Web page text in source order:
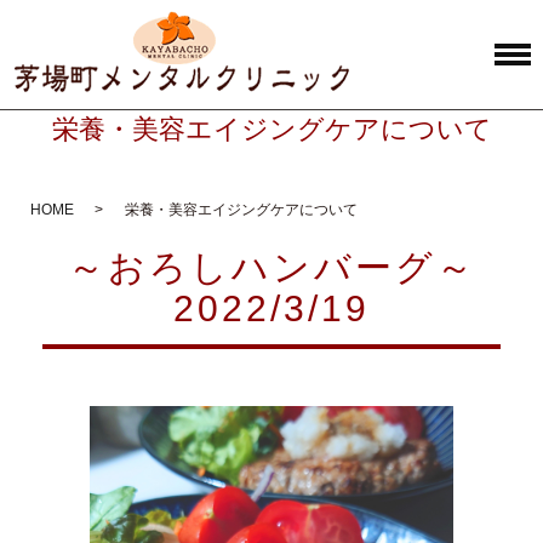
栄養・美容エイジングケアについて
HOME 栄養・美容エイジングケアについて
～おろしハンバーグ～
2022/3/19